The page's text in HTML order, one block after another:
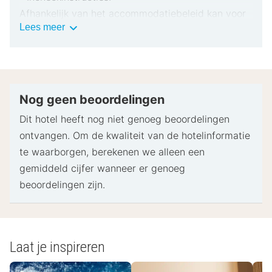
Afhankelijk van het accommodatiebeleid kan voor
extra personen een toeslag in rekening worden
pinpas of borgsom in contanten te verstrekken
Speciale verzoeken worden onder voorbehoud van
beschikbaarheid bij het inchecken ingewilligd.
Hiervoor kunnen extra kosten in rekening worden
gebracht. Speciale verzoeken kunnen niet worden
gegarandeerd.
Geluiddichte kamers kunnen niet worden
gegarandeerd.
Lees meerBelangrijke
Nog geen beoordelingen
Dit hotel heeft nog niet genoeg beoordelingen
ontvangen. Om de kwaliteit van de hotelinformatie
te waarborgen, berekenen we alleen een
gemiddeld cijfer wanneer er genoeg
beoordelingen zijn.
Laat je inspireren